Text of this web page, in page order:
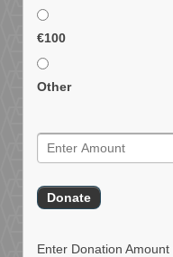
€100
Other
Enter Donation Amount